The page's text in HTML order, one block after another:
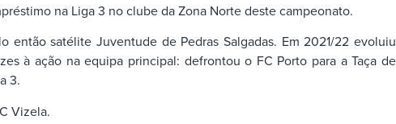
na Liga 3 no clube da Zona Norte deste campeonato.
satélite Juventude de Pedras Salgadas. Em 2021/22 evoluiu
à ação na equipa principal: defrontou o FC Porto para a Taça de
3.
Vizela.